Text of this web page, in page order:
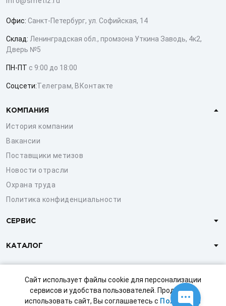
Сайт использует файлы cookie для персонализации
сервисов и удобства пользователей. Продолжая
использовать сайт, Вы соглашаетесь с Политикой
Офис: Санкт-Петербург, ул. Софийская, 14
Склад: Ленинградская обл., промзона Уткина Заводь, 4к2,
Дверь №5
ПН-ПТ с 9:00 до 18:00
Соцсети:Телеграм, ВКонтакте
КОМПАНИЯ
История компании
Вакансии
Поставщики метизов
Новости отрасли
Охрана труда
Политика конфиденциальности
СЕРВИС
КАТАЛОГ